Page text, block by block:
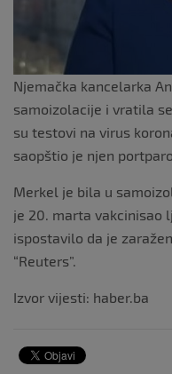
Njemačka kancelarka
samoizolacije i vratila
su testovi na virus
saopštio je njen
Merkel je bila u
je 20. marta vakcinisao
ispostavilo da je
“Reuters”.
Izvor vijesti: haber.ba